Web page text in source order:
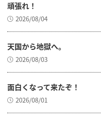
頑張れ！
2026/08/04
天国から地獄へ。
2026/08/03
面白くなって来たぞ！
2026/08/01